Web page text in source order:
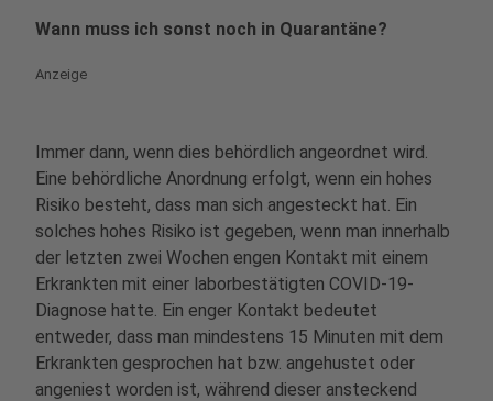
Wann muss ich sonst noch in Quarantäne?
Anzeige
Immer dann, wenn dies behördlich angeordnet wird.
Eine behördliche Anordnung erfolgt, wenn ein hohes
Risiko besteht, dass man sich angesteckt hat. Ein
solches hohes Risiko ist gegeben, wenn man innerhalb
der letzten zwei Wochen engen Kontakt mit einem
Erkrankten mit einer laborbestätigten COVID-19-
Diagnose hatte. Ein enger Kontakt bedeutet
entweder, dass man mindestens 15 Minuten mit dem
Erkrankten gesprochen hat bzw. angehustet oder
angeniest worden ist, während dieser ansteckend